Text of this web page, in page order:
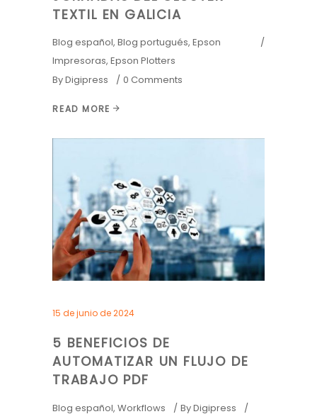
TEXTIL EN GALICIA
Blog español, Blog portugués, Epson
Impresoras, Epson Plotters
ByDigipress 0 Comments
READ MORE
15 de junio de 2024
5 BENEFICIOS DE
AUTOMATIZAR UN FLUJO DE
TRABAJO PDF
Blog español, Workflows ByDigipress